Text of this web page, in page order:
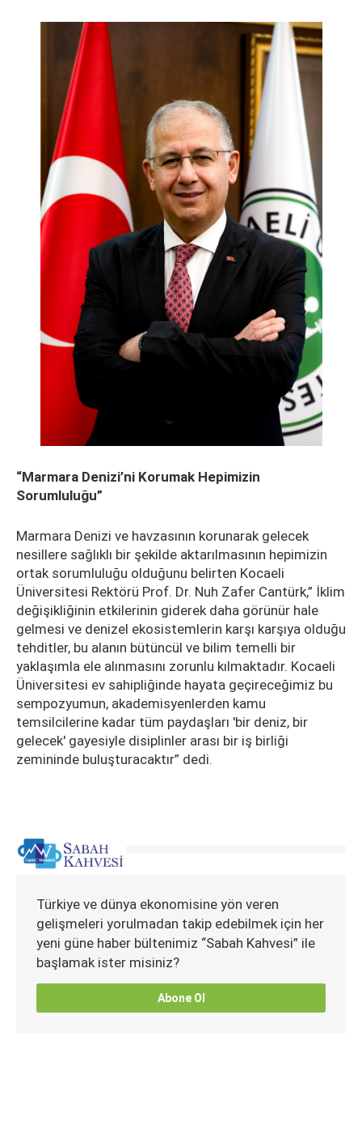
“Marmara Denizi’ni Korumak Hepimizin
Sorumluluğu”
Marmara Denizi ve havzasının korunarak gelecek
nesillere sağlıklı bir şekilde aktarılmasının hepimizin
ortak sorumluluğu olduğunu belirten Kocaeli
Üniversitesi Rektörü Prof. Dr. Nuh Zafer Cantürk,” İklim
değişikliğinin etkilerinin giderek daha görünür hale
gelmesi ve denizel ekosistemlerin karşı karşıya olduğu
tehditler, bu alanın bütüncül ve bilim temelli bir
yaklaşımla ele alınmasını zorunlu kılmaktadır. Kocaeli
Üniversitesi ev sahipliğinde hayata geçireceğimiz bu
sempozyumun, akademisyenlerden kamu
temsilcilerine kadar tüm paydaşları 'bir deniz, bir
gelecek' gayesiyle disiplinler arası bir iş birliği
zemininde buluşturacaktır” dedi.
Türkiye ve dünya ekonomisine yön veren
gelişmeleri yorulmadan takip edebilmek için her
yeni güne haber bültenimiz “Sabah Kahvesi” ile
başlamak ister misiniz?
Abone Ol